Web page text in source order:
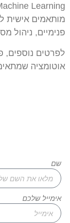
מותאמים אישית
פנימיים, ניהול
לפרטים נוספים,
אוטומציה
שם
אימייל שלכם